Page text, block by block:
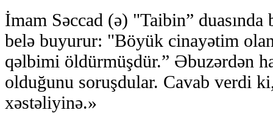
İmam Səccad (ə) "Taibin” duasında
belə buyurur: "Böyük cinayətim
qəlbimi öldürmüşdür.” Əbuzərdən
olduğunu soruşdular. Cavab verdi
xəstəliyinə.»